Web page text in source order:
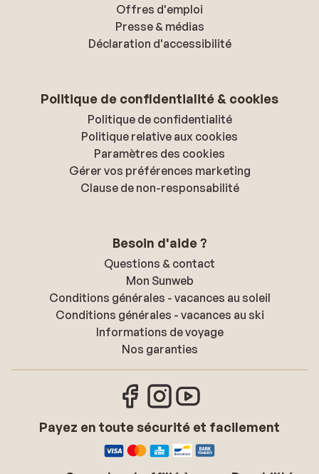
Offres d'emploi
Presse & médias
Déclaration d'accessibilité
Politique de confidentialité & cookies
Politique de confidentialité
Politique relative aux cookies
Paramètres des cookies
Gérer vos préférences marketing
Clause de non-responsabilité
Besoin d'aide ?
Questions & contact
Mon Sunweb
Conditions générales - vacances au soleil
Conditions générales - vacances au ski
Informations de voyage
Nos garanties
Payez en toute sécurité et facilement